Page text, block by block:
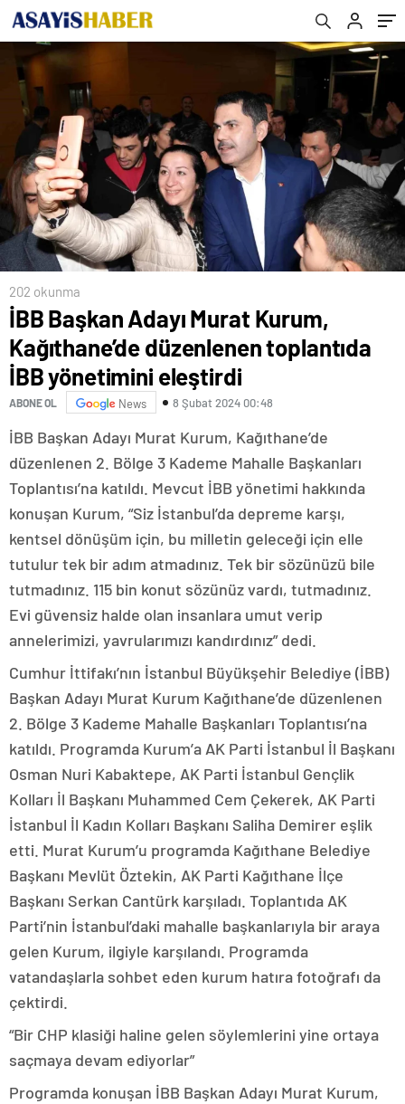
yönetimini eleştirdi
202 okunma
İBB Başkan Adayı Murat Kurum,
Kağıthane’de düzenlenen toplantıda
İBB yönetimini eleştirdi
ABONE OL News 8 Şubat 2024 00:48
İBB Başkan Adayı Murat Kurum, Kağıthane’de
düzenlenen 2. Bölge 3 Kademe Mahalle Başkanları
Toplantısı’na katıldı. Mevcut İBB yönetimi hakkında
konuşan Kurum, “Siz İstanbul’da depreme karşı,
kentsel dönüşüm için, bu milletin geleceği için elle
tutulur tek bir adım atmadınız. Tek bir sözünüzü bile
tutmadınız. 115 bin konut sözünüz vardı, tutmadınız.
Evi güvensiz halde olan insanlara umut verip
annelerimizi, yavrularımızı kandırdınız” dedi.
Cumhur İttifakı’nın İstanbul Büyükşehir Belediye (İBB)
Başkan Adayı Murat Kurum Kağıthane’de düzenlenen
2. Bölge 3 Kademe Mahalle Başkanları Toplantısı’na
katıldı. Programda Kurum’a AK Parti İstanbul İl Başkanı
Osman Nuri Kabaktepe, AK Parti İstanbul Gençlik
Kolları İl Başkanı Muhammed Cem Çekerek, AK Parti
İstanbul İl Kadın Kolları Başkanı Saliha Demirer eşlik
etti. Murat Kurum’u programda Kağıthane Belediye
Başkanı Mevlüt Öztekin, AK Parti Kağıthane İlçe
Başkanı Serkan Cantürk karşıladı. Toplantıda AK
Parti’nin İstanbul’daki mahalle başkanlarıyla bir araya
gelen Kurum, ilgiyle karşılandı. Programda
vatandaşlarla sohbet eden kurum hatıra fotoğrafı da
çektirdi.
“Bir CHP klasiği haline gelen söylemlerini yine ortaya
saçmaya devam ediyorlar”
Programda konuşan İBB Başkan Adayı Murat Kurum,